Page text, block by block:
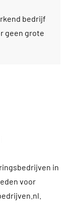
bedrijf
geen grote
in
voor